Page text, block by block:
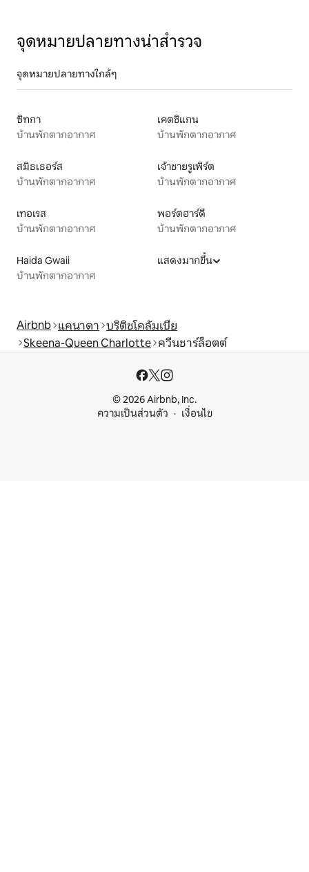
จุดหมายปลายทางน่าสำรวจ
จุดหมายปลายทางใกล้ๆ
ซิทกา
บ้านพักตากอากาศ
เคตชิแกน
บ้านพักตากอากาศ
สมิธเธอร์ส
บ้านพักตากอากาศ
เจ้าชายรูเพิร์ต
บ้านพักตากอากาศ
เทอเรส
บ้านพักตากอากาศ
พอร์ตฮาร์ดี
บ้านพักตากอากาศ
Haida Gwaii
บ้านพักตากอากาศ
แสดงมากขึ้น
Airbnb แคนาดา บริติชโคลัมเบีย
Skeena-Queen Charlotte ควีนชาร์ล็อตต์
© 2026 Airbnb, Inc.
ความเป็นส่วนตัว
เงื่อนไข